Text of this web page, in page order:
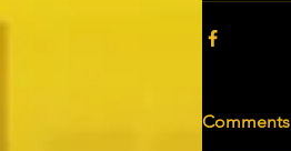
Comments